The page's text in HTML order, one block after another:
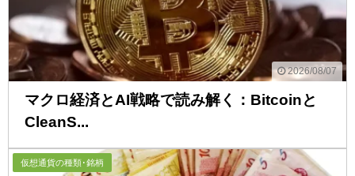
2026/08/07
マクロ経済とAI戦略で読み解く：Bitcoinと
CleanS...
仮想通貨の種類･銘柄